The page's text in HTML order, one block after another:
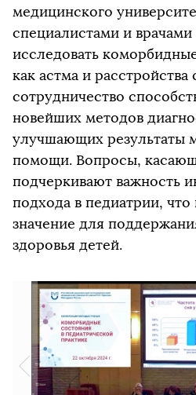
медицинского
специалистами и врачами
исследовать
как астма и расстройства
сотрудничество
новейших методов
улучшающих результаты
помощи. Вопросы,
подчеркивают важность
подхода в педиатрии,
значение для
здоровья детей.